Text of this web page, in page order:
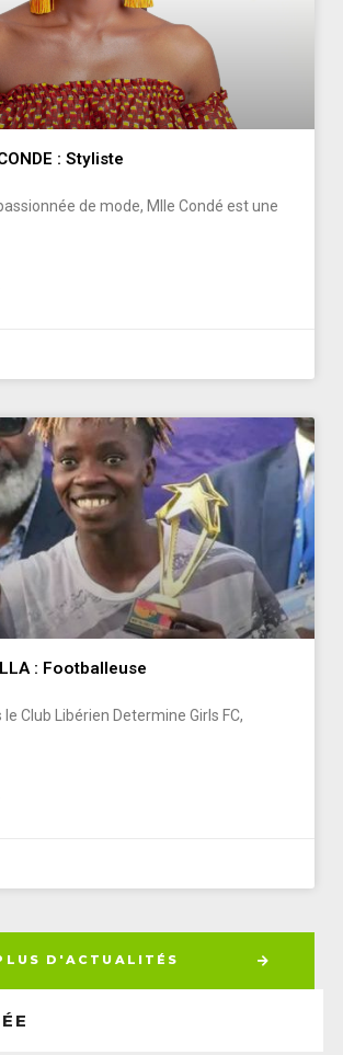
: Styliste
de mode, Mlle Condé est une
: Footballeuse
Club Libérien Determine Girls FC,
D'ACTUALITÉS